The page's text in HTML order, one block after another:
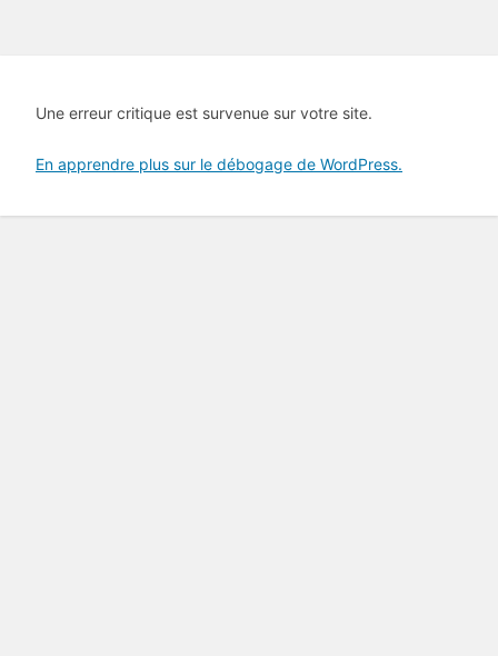
Une erreur critique est survenue sur votre site.
En apprendre plus sur le débogage de WordPress.